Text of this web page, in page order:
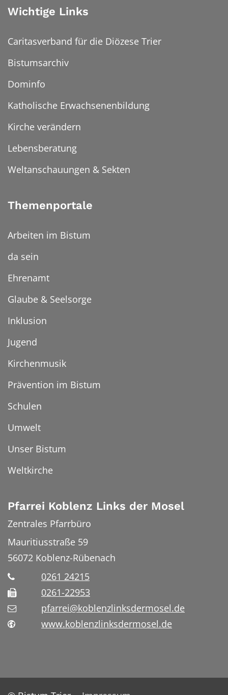
Wichtige Links
Caritasverband für die Diözese Trier
Bistumsarchiv
Dominfo
Katholische Erwachsenenbildung
Kirche verändern
Lebensberatung
Weltanschauungen & Sekten
Themenportale
Arbeiten im Bistum
da sein
Ehrenamt
Glaube & Seelsorge
Inklusion
Jugend
Kirchenmusik
Prävention im Bistum
Schulen
Umwelt
Unser Bistum
Weltkirche
Pfarrei Koblenz Links der Mosel
Zentrales Pfarrbüro
Mauritiusstraße 59
56072 Koblenz-Rübenach
0261 24215
0261-22953
pfarrei@koblenzlinksdermosel.de
www.koblenzlinksdermosel.de